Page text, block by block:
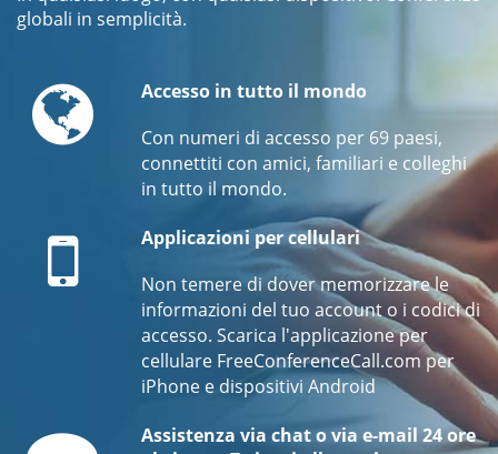
globali in semplicità.
GlobeAccesso in tutto il mondo
Con numeri di accesso per 69 paesi,
connettiti con amici, familiari e colleghi
in tutto il mondo.
Mobile
Applicazioni per cellulari
Non temere di dover memorizzare le
informazioni del tuo account o i codici di
accesso. Scarica l'applicazione per
cellulare FreeConferenceCall.com per
iPhone e dispositivi Android
Comment
Assistenza via chat o via e-mail 24 ore